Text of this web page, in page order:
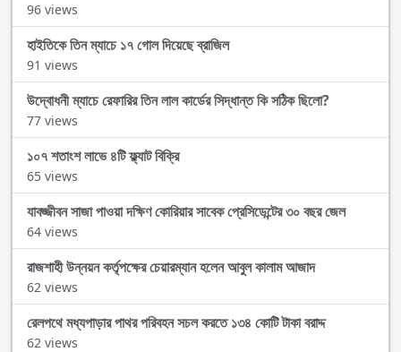
96 views
হাইতিকে তিন ম্যাচে ১৭ গোল দিয়েছে ব্রাজিল
91 views
উদ্বোধনী ম্যাচে রেফারির তিন লাল কার্ডের সিদ্ধান্ত কি সঠিক ছিলো?
77 views
১০৭ শতাংশ লাভে ৪টি ফ্ল্যাট বিক্রি
65 views
যাবজ্জীবন সাজা পাওয়া দক্ষিণ কোরিয়ার সাবেক প্রেসিডেন্টের ৩০ বছর জেল
64 views
রাজশাহী উন্নয়ন কর্তৃপক্ষের চেয়ারম্যান হলেন আবুল কালাম আজাদ
62 views
রেলপথে মধ্যপাড়ার পাথর পরিবহন সচল করতে ১৩৪ কোটি টাকা বরাদ্দ
62 views